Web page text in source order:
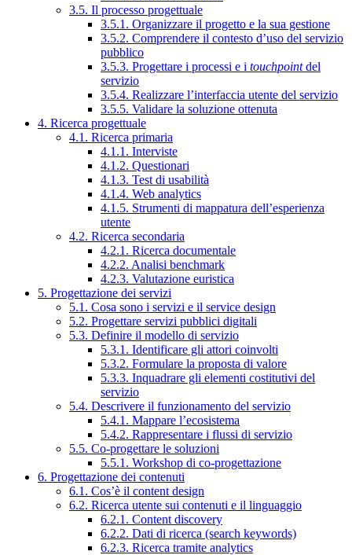
3.5. Il processo progettuale
3.5.1. Organizzare il progetto e la sua gestione
3.5.2. Comprendere il contesto d’uso del servizio
pubblico
3.5.3. Progettare i processi e i touchpointdel
servizio
3.5.4. Realizzare l’interfaccia utente del servizio
3.5.5. Validare la soluzione ottenuta
4. Ricerca progettuale
4.1. Ricerca primaria
4.1.1. Interviste
4.1.2. Questionari
4.1.3. Test di usabilità
4.1.4. Web analytics
4.1.5. Strumenti di mappatura dell’esperienza
utente
4.2. Ricerca secondaria
4.2.1. Ricerca documentale
4.2.2. Analisi benchmark
4.2.3. Valutazione euristica
5. Progettazione dei servizi
5.1. Cosa sono i servizi e il service design
5.2. Progettare servizi pubblici digitali
5.3. Definire il modello di servizio
5.3.1. Identificare gli attori coinvolti
5.3.2. Formulare la proposta di valore
5.3.3. Inquadrare gli elementi costitutivi del
servizio
5.4. Descrivere il funzionamento del servizio
5.4.1. Mappare l’ecosistema
5.4.2. Rappresentare i flussi di servizio
5.5. Co-progettare le soluzioni
5.5.1. Workshop di co-progettazione
6. Progettazione dei contenuti
6.1. Cos’è il content design
6.2. Ricerca utente sui contenuti e il linguaggio
6.2.1. Content discovery
6.2.2. Dati di ricerca (search keywords)
6.2.3. Ricerca tramite analytics